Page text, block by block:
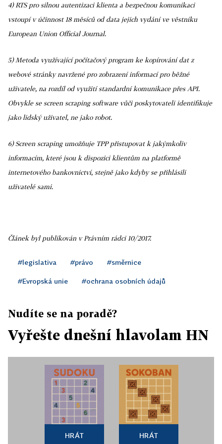
4) RTS pro silnou autentizaci klienta a bezpečnou komunikaci
vstoupí v účinnost 18 měsíců od data jejich vydání ve věstníku
European Union Official Journal.
5) Metoda využívající počítačový program ke kopírování dat z
webové stránky navržené pro zobrazení informací pro běžné
uživatele, na rozdíl od využití standardní komunikace přes API.
Obvykle se screen scraping software vůči poskytovateli identifikuje
jako lidský uživatel, ne jako robot.
6) Screen scraping umožňuje TPP přistupovat k jakýmkoliv
informacím, které jsou k dispozici klientům na platformě
internetového bankovnictví, stejně jako kdyby se přihlásili
uživatelé sami.
Článek byl publikován v Právním rádci 10/2017.
#legislativa #právo #směrnice
#Evropská unie #ochrana osobních údajů
Nudíte se na poradě?
Vyřešte dnešní hlavolam HN
HRÁT HRÁT